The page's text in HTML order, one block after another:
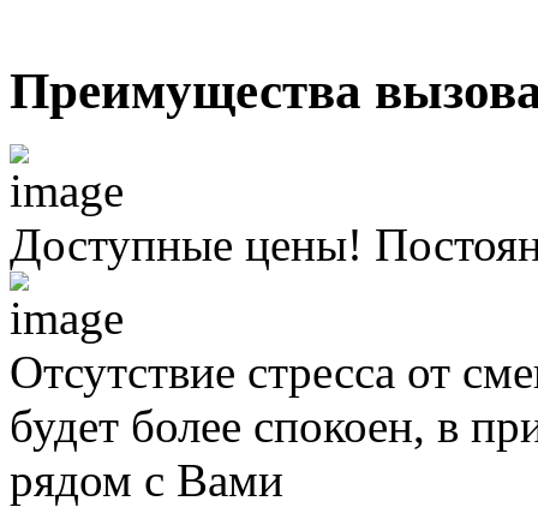
Преимущества
Доступные цены!
Отсутствие стресса от
будет более спокоен, в
рядом с Вами